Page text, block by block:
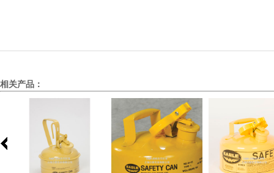
相关产品：